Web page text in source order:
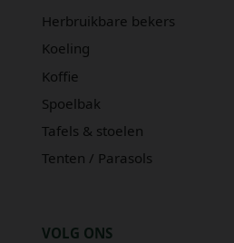
Herbruikbare bekers
Koeling
Koffie
Spoelbak
Tafels & stoelen
Tenten / Parasols
VOLG ONS